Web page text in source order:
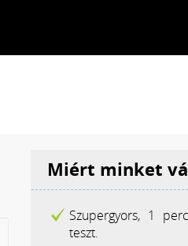
Miért minket
Szupergyors, 1
teszt.